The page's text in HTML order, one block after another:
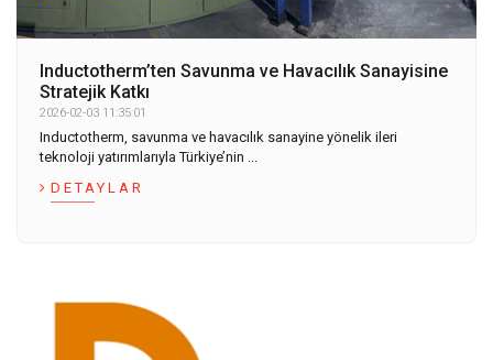
Inductotherm’ten Savunma ve Havacılık Sanayisine
Stratejik Katkı
2026-02-03 11:35:01
Inductotherm, savunma ve havacılık sanayine yönelik ileri
teknoloji yatırımlarıyla Türkiye’nin ...
DETAYLAR